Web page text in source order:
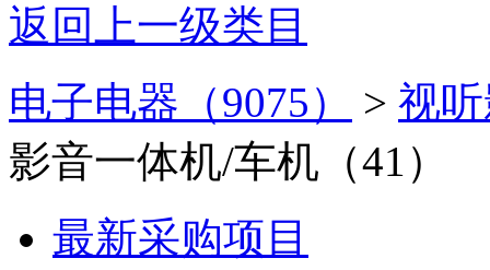
返回上一级类目
电子电器（9075）
> 视
影音一体机/车机（41）
最新采购项目